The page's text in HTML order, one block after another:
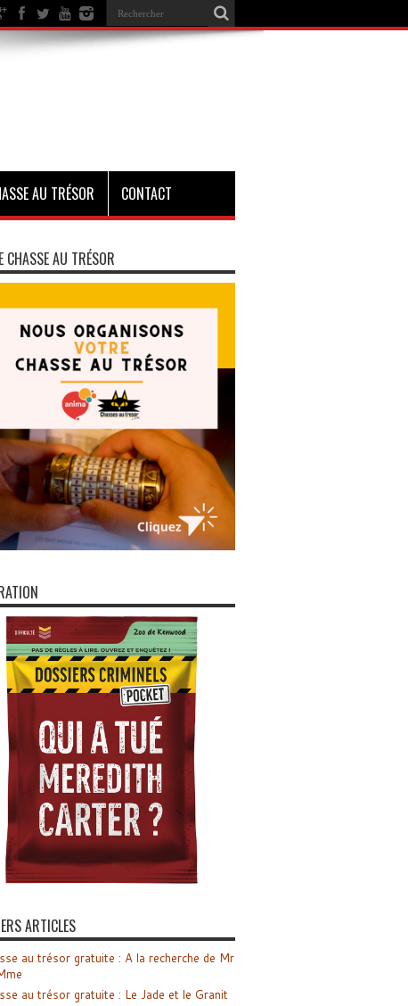
AU TRÉSOR CONTACT
CHASSE AU TRÉSOR
ARTICLES
au trésor gratuite : A la recherche de Mr
au trésor gratuite : Le Jade et le Granit